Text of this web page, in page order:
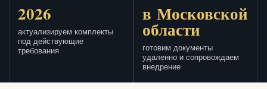
2026
актуализируем комплекты
под действующие
требования
в Московской
области
готовим документы
удаленно и сопровождаем
внедрение